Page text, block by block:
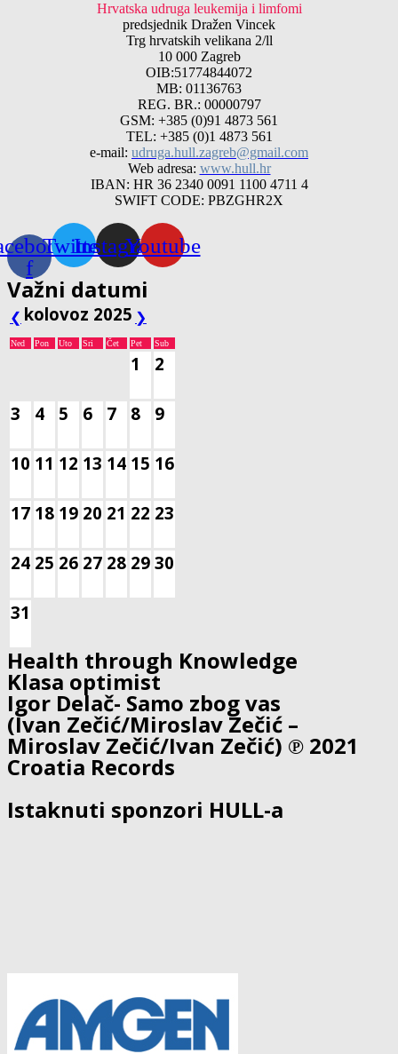
Hrvatska udruga leukemija i limfomi
predsjednik Dražen Vincek
Trg hrvatskih velikana 2/ll
10 000 Zagreb
OIB:51774844072
MB: 01136763
REG. BR.: 00000797
GSM: +385 (0)91 4873 561
TEL: +385 (0)1 4873 561
e-mail: udruga.hull.zagreb@gmail.com
Web adresa: www.hull.hr
IBAN: HR 36 2340 0091 1100 4711 4
SWIFT CODE: PBZGHR2X
f
TwitterInstagramYoutube
Važni datumi
❮ kolovoz 2025 ❯
Ned Pon Uto Sri Čet Pet Sub
1 2
3 4 5 6 7 8 9
10 11 12 13 14 15 16
17 18 19 20 21 22 23
24 25 26 27 28 29 30
31
Health through Knowledge
Klasa optimist
Igor Delač- Samo zbog vas
(Ivan Zečić/Miroslav Zečić –
Miroslav Zečić/Ivan Zečić) ℗ 2021
Croatia Records
Istaknuti sponzori HULL-a